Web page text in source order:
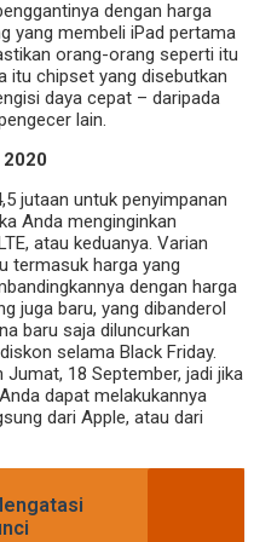
dengan harga
yang membeli iPad pertama
orang-orang seperti itu
itu chipset yang disebutkan
daya cepat – daripada
lain.
jutaan untuk penyimpanan
Anda menginginkan
atau keduanya. Varian
termasuk harga yang
dengan harga
juga baru, yang dibanderol
baru saja diluncurkan
selama Black Friday.
Jumat, 18 September, jadi jika
dapat melakukannya
dari Apple, atau dari